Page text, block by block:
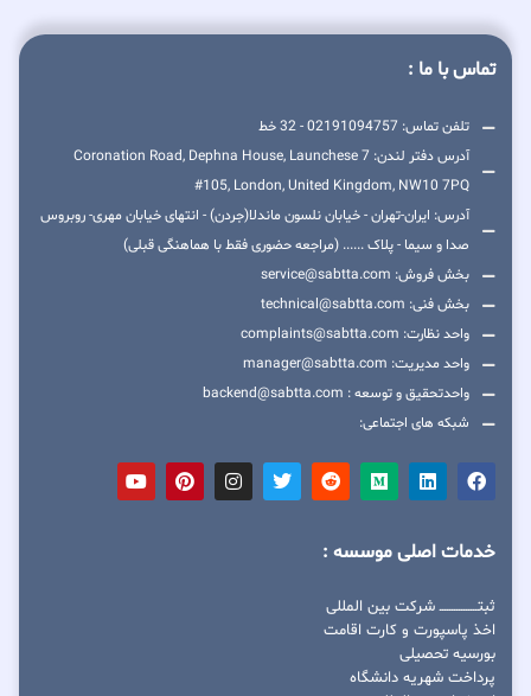
تماس با ما :
تلفن تماس: 02191094757 - 32 خط
آدرس دفتر لندن: 7 Coronation Road, Dephna House, Launchese
#105, London, United Kingdom, NW10 7PQ
آدرس: ایران-تهران - خیابان نلسون ماندلا(جردن) - انتهای خیابان مهری- روبروس
صدا و سیما - پلاک ...... (مراجعه حضوری فقط با هماهنگی قبلی)
بخش فروش: service@sabtta.com
بخش فنی: technical@sabtta.com
واحد نظارت: complaints@sabtta.com
واحد مدیریت: manager@sabtta.com
واحدتحقیق و توسعه : backend@sabtta.com
شبکه های اجتماعی:
خدمات اصلی موسسه :
ثبتــــــــــــــــ شرکت بین المللی
اخذ پاسپورت و کارت اقامت
بورسیه تحصیلی
پرداخت شهریه دانشگاه